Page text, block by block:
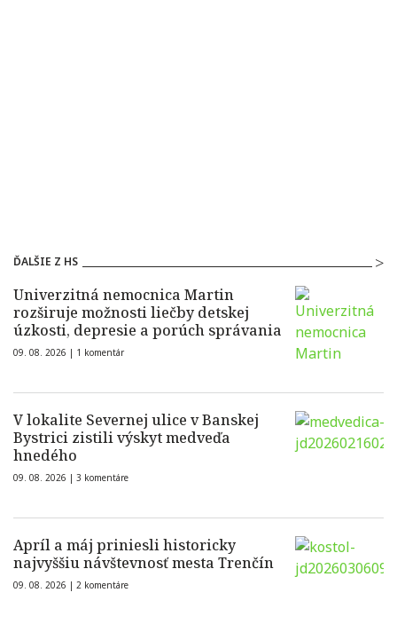
ĎALŠIE Z HS
Univerzitná nemocnica Martin
rozširuje možnosti liečby detskej
úzkosti, depresie a porúch správania
09. 08. 2026 | 1 komentár
V lokalite Severnej ulice v Banskej
Bystrici zistili výskyt medveďa
hnedého
09. 08. 2026 | 3 komentáre
Apríl a máj priniesli historicky
najvyššiu návštevnosť mesta Trenčín
09. 08. 2026 | 2 komentáre